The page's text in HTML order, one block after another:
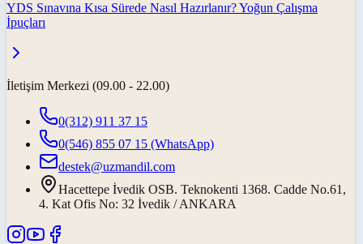
YDS Sınavına Kısa Sürede Nasıl Hazırlanır? Yoğun Çalışma
İpuçları
İletişim Merkezi (09.00 - 22.00)
0(312) 911 37 15
0(546) 855 07 15 (WhatsApp)
destek@uzmandil.com
Hacettepe İvedik OSB. Teknokenti 1368. Cadde No.61,
4. Kat Ofis No: 32 İvedik / ANKARA